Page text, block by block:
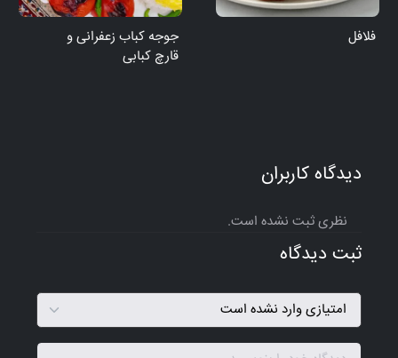
فلافل
جوجه کباب زعفرانی و
قارچ کبابی
دیدگاه کاربران
نظری ثبت نشده است.
ثبت دیدگاه